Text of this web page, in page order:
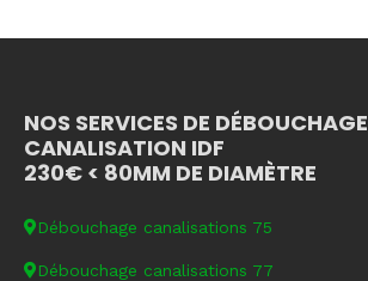
NOS SERVICES DE DÉBOUCHAGE
CANALISATION IDF
230€ < 80MM DE DIAMÈTRE
Débouchage canalisations 75
Débouchage canalisations 77